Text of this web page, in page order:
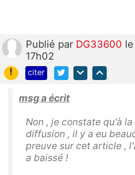
Publié par DG33600
17h02
!
citer
msg a écrit
Non , je constate qu'à
diffusion , il y a eu
preuve sur cet article ,
a baissé !